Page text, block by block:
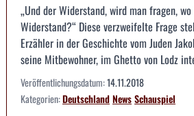
„Und der Widerstand, wird man fragen,
Widerstand?“ Diese verzweifelte Frage
Erzähler in der Geschichte vom Juden
seine Mitbewohner, im Ghetto von Lodz
Veröffentlichungsdatum:14.11.2018
Kategorien:DeutschlandNewsSchauspiel